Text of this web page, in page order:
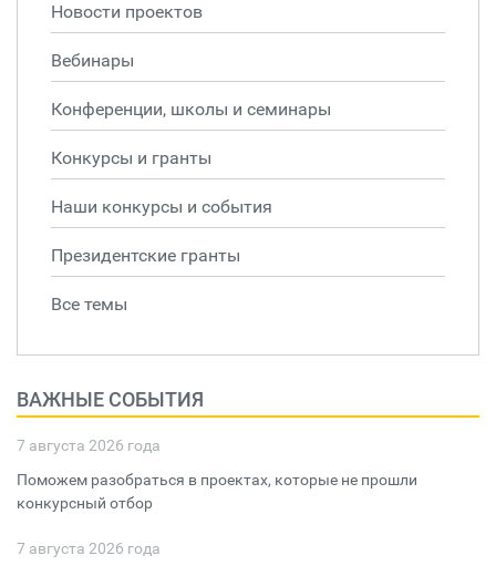
Новости проектов
Вебинары
Конференции, школы и семинары
Конкурсы и гранты
Наши конкурсы и события
Президентские гранты
Все темы
ВАЖНЫЕ СОБЫТИЯ
7 августа 2026 года
Поможем разобраться в проектах, которые не прошли
конкурсный отбор
7 августа 2026 года